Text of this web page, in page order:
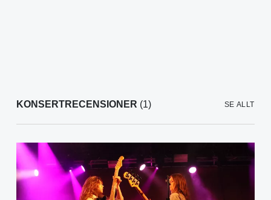
KONSERTRECENSIONER (1) SE ALLT